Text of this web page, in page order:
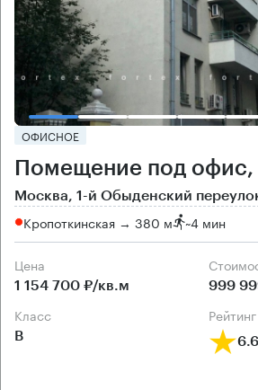
ОФИСНОЕ
Помещение под офис,
Москва, 1-й Обыденский
Кропоткинская → 380 м ~4 мин
Цена
1 154 700 ₽/кв.м 999
класс
B 6.6